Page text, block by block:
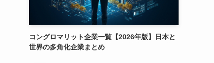
コングロマリット企業一覧【2026年版】日本と
世界の多角化企業まとめ